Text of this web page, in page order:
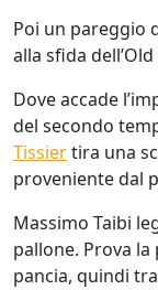
Poi un pareggio
alla sfida
Dove accade
del secondo
Tissiertira una
proveniente dal
Massimo Taibi
pallone. Prova la
pancia, quindi